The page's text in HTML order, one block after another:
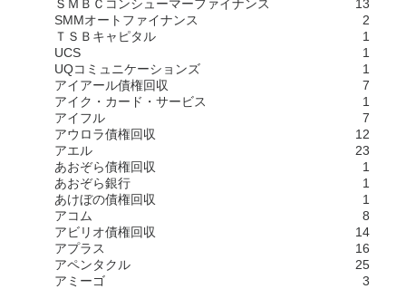
ＳＭＢＣコンシューマーファイナンス
13
SMMオートファイナンス
2
ＴＳＢキャピタル
1
UCS
1
UQコミュニケーションズ
1
アイアール債権回収
7
アイク・カード・サービス
1
アイフル
7
アウロラ債権回収
12
アエル
23
あおぞら債権回収
1
あおぞら銀行
1
あけぼの債権回収
1
アコム
8
アビリオ債権回収
14
アプラス
16
アペンタクル
25
アミーゴ
3